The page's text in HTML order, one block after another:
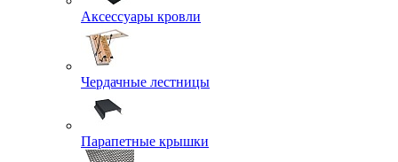
Аксессуары кровли
Чердачные лестницы
Парапетные крышки